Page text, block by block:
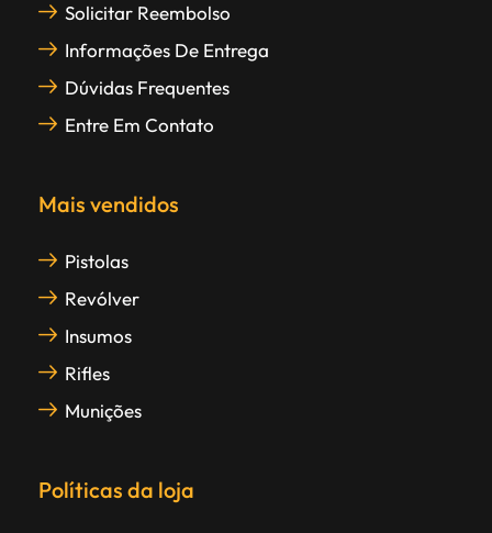
Solicitar Reembolso
Informações De Entrega
Dúvidas Frequentes
Entre Em Contato
Mais vendidos
Pistolas
Revólver
Insumos
Rifles
Munições
Políticas da loja